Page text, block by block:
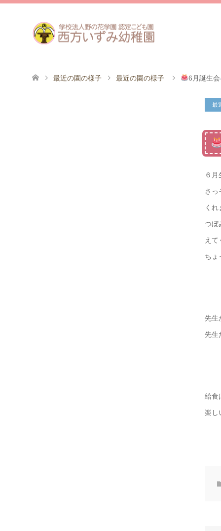
最近の園の様子 最近の園の様子 6月誕生会
最
６
さっ
くれ
つぼ
えて
ちょ
先生
先生
給食
楽し